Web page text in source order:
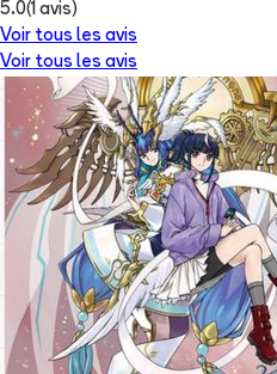
5.0(1 avis)
Voir tous les avis
Voir tous les avis